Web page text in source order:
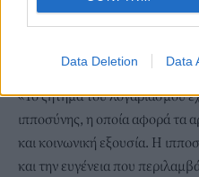
Data Deletion Data
«Το ζήτημα του λογαριασμού
ιπποσύνης, η οποία αφορά τα
και κοινωνική εξουσία. Η
και την ευγένεια που